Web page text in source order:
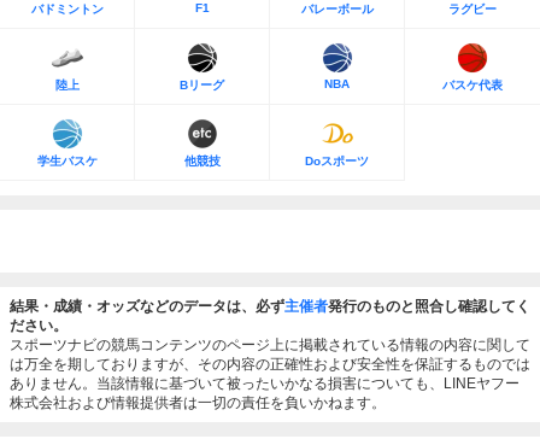
バドミントン F1 バレーボール ラグビー
陸上 Bリーグ NBA バスケ代表
学生バスケ 他競技 Doスポーツ
結果・成績・オッズなどのデータは、必ず主催者発行のものと照合し確認してく
ださい。
スポーツナビの競馬コンテンツのページ上に掲載されている情報の内容に関して
は万全を期しておりますが、その内容の正確性および安全性を保証するものでは
ありません。当該情報に基づいて被ったいかなる損害についても、LINEヤフー
株式会社および情報提供者は一切の責任を負いかねます。